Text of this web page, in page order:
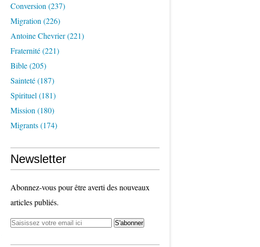
Conversion (237)
Migration (226)
Antoine Chevrier(221)
Fraternité(221)
Bible(205)
Sainteté(187)
Spirituel (181)
Mission (180)
Migrants(174)
Newsletter
Abonnez-vous pour être averti des nouveaux
articles publiés.